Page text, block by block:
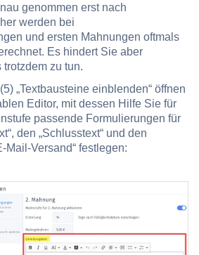
genommen erst nach
werden bei
und ersten Mahnungen oftmals
Es hindert Sie aber
zu tun.
„Textbausteine einblenden“ öffnen
Editor, mit dessen Hilfe Sie für
passende Formulierungen für
den „Schlusstext“ und den
Mail-Versand“ festlegen: